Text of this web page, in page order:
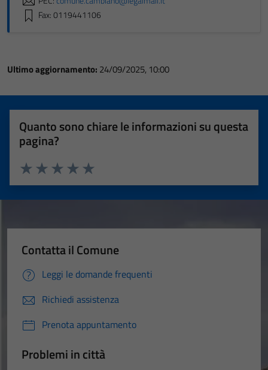
Fax: 0119441106
Ultimo aggiornamento: 24/09/2025, 10:00
Quanto sono chiare le informazioni su questa
pagina?
Valuta 5 stelle su 5
Valuta 4 stelle su 5
Valuta 3 stelle su 5
Valuta 2 stelle su 5
Valuta 1 stelle su 5
Contatta il Comune
Leggi le domande frequenti
Richiedi assistenza
Prenota appuntamento
Problemi in città